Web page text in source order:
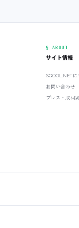
§ ABOUT
サイト情報
SQOOL.NET
お問い合わせ
プレス・取材